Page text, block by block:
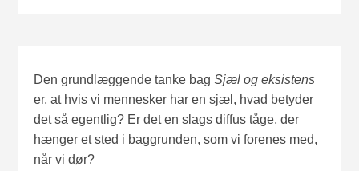
Den grundlæggende tanke bagSjæl og eksistens
er, at hvis vi mennesker har en sjæl, hvad betyder
det så egentlig? Er det en slags diffus tåge, der
hænger et sted i baggrunden, som vi forenes med,
når vi dør?